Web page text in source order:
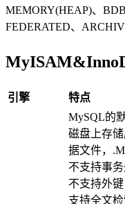
MEMORY(HEAP)、
FEDERATED、
引擎 特点
MySQL的
磁盘上存
据文件，
不支持事务
不支持外键
支持全文